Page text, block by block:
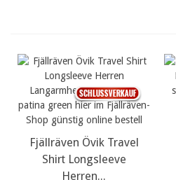
Fjällräven Övik Travel
Shirt Longsleeve
Herren...